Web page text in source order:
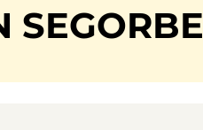
SEGORBE